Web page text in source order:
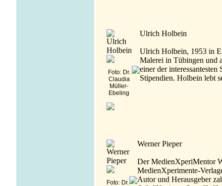
Foto: Dr.
Claudia
Müller-
Ebeling
Ulrich Holbein
Ulrich Holbein, 1953 in
Malerei in Tübingen und
einer der
Stipendien. Holbein lebt
Foto: Dr.
Werner Pieper
Der MedienXperiMentor
MedienXperimente-
Autor und Herausgeber